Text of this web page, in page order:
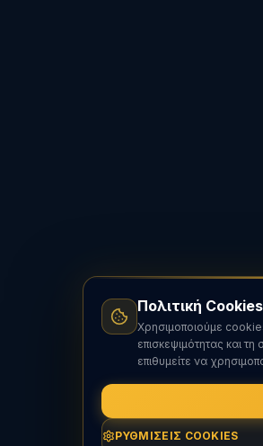
Πολιτική Cookies
Χρησιμοποιούμε
επισκεψιμότητας και
επιθυμείτε να
ΡΥΘΜΊΣΕΙΣ COOKIES